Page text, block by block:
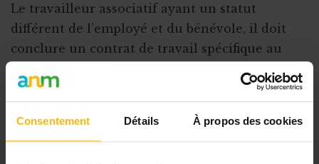
Consentement Détails À propos des cookies
Le travailleur associatif ayant un statut
différent de l’employé et du bénévole, il doit
conclure un contrat de travail spécifique au
les différents accords pris entre l’ASBL et le
variables, les indemnités ou la durée du